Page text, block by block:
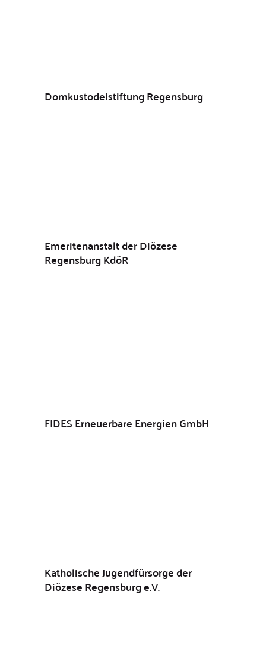
Domkustodeistiftung Regensburg
Emeritenanstalt der Diözese
Regensburg KdöR
FIDES Erneuerbare Energien GmbH
Katholische Jugendfürsorge der
Diözese Regensburg e.V.